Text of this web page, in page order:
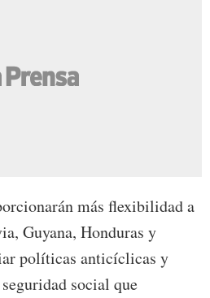
más flexibilidad a
Guyana, Honduras y
políticas anticíclicas y
social que